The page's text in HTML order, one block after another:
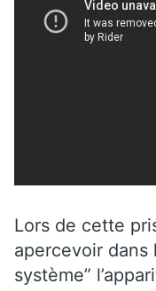
Lors de cette
apercevoir dans
système”